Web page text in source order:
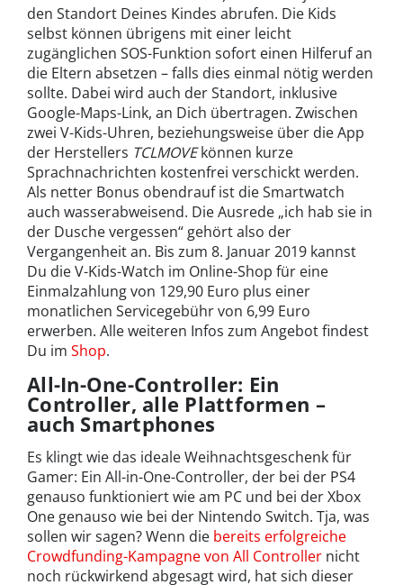
den Standort Deines Kindes abrufen. Die Kids
selbst können übrigens mit einer leicht
zugänglichen SOS-Funktion sofort einen Hilferuf an
die Eltern absetzen – falls dies einmal nötig werden
sollte. Dabei wird auch der Standort, inklusive
Google-Maps-Link, an Dich übertragen. Zwischen
zwei V-Kids-Uhren, beziehungsweise über die App
der Herstellers TCLMOVEkönnen kurze
Sprachnachrichten kostenfrei verschickt werden.
Als netter Bonus obendrauf ist die Smartwatch
auch wasserabweisend. Die Ausrede „ich hab sie in
der Dusche vergessen“ gehört also der
Vergangenheit an. Bis zum 8. Januar 2019 kannst
Du die V-Kids-Watch im Online-Shop für eine
Einmalzahlung von 129,90 Euro plus einer
monatlichen Servicegebühr von 6,99 Euro
erwerben. Alle weiteren Infos zum Angebot findest
Du im Shop.
All-In-One-Controller: Ein
Controller, alle Plattformen –
auch Smartphones
Es klingt wie das ideale Weihnachtsgeschenk für
Gamer: Ein All-in-One-Controller, der bei der PS4
genauso funktioniert wie am PC und bei der Xbox
One genauso wie bei der Nintendo Switch. Tja, was
sollen wir sagen? Wenn die bereits erfolgreiche
Crowdfunding-Kampagne von All Controller nicht
noch rückwirkend abgesagt wird, hat sich dieser